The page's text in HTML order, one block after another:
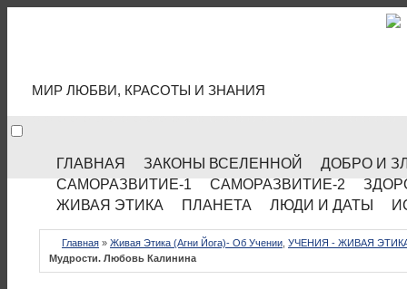
МИР ЛЮБВИ, КРАСОТЫ И ЗНАНИЯ
ГЛАВНАЯ ЗАКОНЫ ВСЕЛЕННОЙ
ДОБРО И
САМОРАЗВИТИЕ-1
САМОРАЗВИТИЕ-2
ЖИВАЯ ЭТИКА
ПЛАНЕТА ЛЮДИ И ДАТЫ
Главная » Живая Этика (Агни Йога)- Об Учении УЧЕНИЯ - ЖИВАЯ
Мудрости. Любовь Калинина